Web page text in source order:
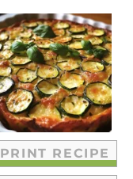
PRINT RECIPE